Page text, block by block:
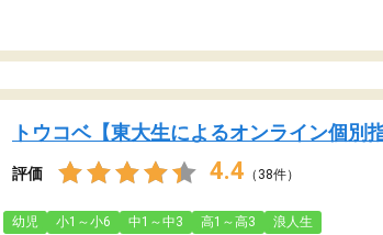
トウコベ【東大生によるオンライン個別指
評価 4.4 （38件）
幼児 小1～小6 中1～中3 高1～高3 浪人生